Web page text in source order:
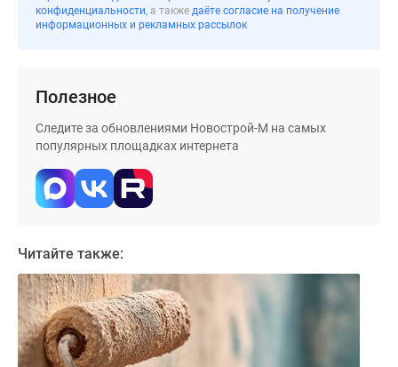
конфиденциальности , а также даёте согласие на получение
информационных и рекламных рассылок
Полезное
Следите за обновлениями Новострой-М на самых
популярных площадках интернета
Читайте также: